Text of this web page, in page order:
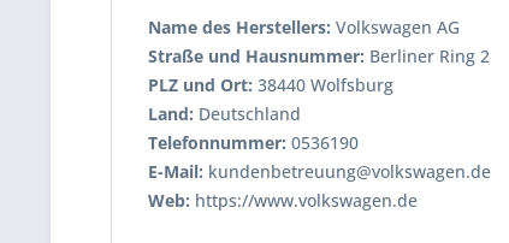
Name des Herstellers: Volkswagen AG
Straße und Hausnummer: Berliner Ring 2
PLZ und Ort: 38440 Wolfsburg
Land: Deutschland
Telefonnummer: 0536190
E-Mail: kundenbetreuung@volkswagen.de
Web: https://www.volkswagen.de